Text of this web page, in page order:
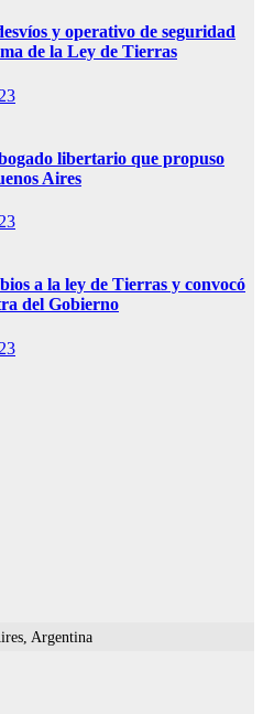
y operativo de seguridad
de la Ley de Tierras
libertario que propuso
Aires
a la ley de Tierras y convocó
del Gobierno
Argentina